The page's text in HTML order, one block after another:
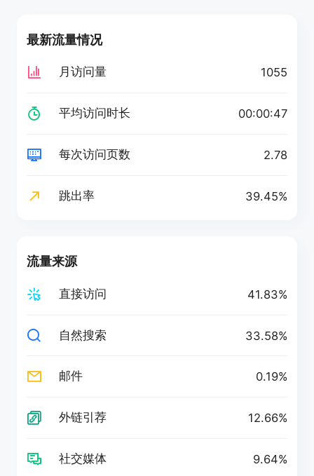
最新流量情况
月访问量 1055
平均访问时长 00:00:47
每次访问页数 2.78
跳出率 39.45%
流量来源
直接访问 41.83%
自然搜索 33.58%
邮件 0.19%
外链引荐 12.66%
社交媒体 9.64%